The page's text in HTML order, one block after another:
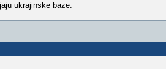
ukrajinske baze.